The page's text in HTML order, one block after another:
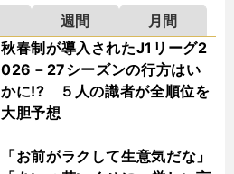
週間
月間
秋春制が導入されたJ1リーグ2
026－27シーズンの行方はい
かに!? ５人の識者が全順位を
大胆予想
「お前がラクして生意気だな」